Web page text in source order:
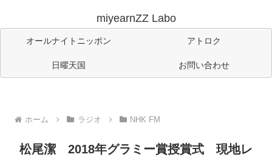
miyearnZZ Labo
オールナイトニッポン アトロク
日曜天国 お問い合わせ
ホーム ラジオ NHK FM
松尾潔 2018年グラミー賞授賞式 現地レ